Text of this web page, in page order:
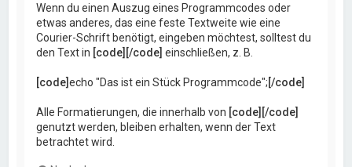
Wenn du einen Auszug eines Programmcodes oder
etwas anderes, das eine feste Textweite wie eine
Courier-Schrift benötigt, eingeben möchtest, solltest du
den Text in [code][/code] einschließen, z. B.
[code]echo "Das ist ein Stück Programmcode"; [/code]
Alle Formatierungen, die innerhalb von [code][/code]
genutzt werden, bleiben erhalten, wenn der Text
betrachtet wird.